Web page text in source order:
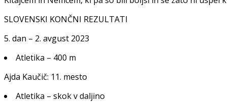
SLOVENSKI KONČNI REZULTATI
5. dan – 2. avgust 2023
Atletika – 400 m
Ajda Kaučič: 11. mesto
Atletika – skok v daljino